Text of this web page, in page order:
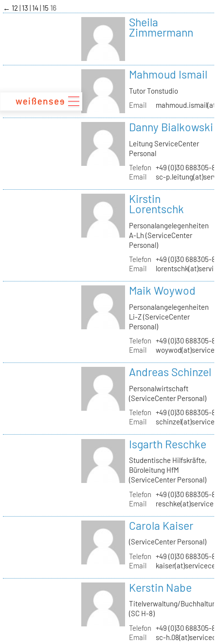
zum
Inhalt
← 12 13 14 15 16
Sheila
Zimmermann
Mahmoud Ismail
Tutor Tonstudio
Email
Danny Bialkowski
Leitung ServiceCenter
Personal
Telefon +49 (0)30 688305-
Email
sc-
Kirstin
Lorentschk
Personalangelegenheiten
A-Lh (ServiceCenter
Personal)
Telefon +49 (0)30 688305-
Email
Maik Woywod
Personalangelegenheiten
Li-Z (ServiceCenter
Personal)
Telefon +49 (0)30 688305-
Email
Andreas Schinzel
Personalwirtschaft
(ServiceCenter Personal)
Telefon +49 (0)30 688305-
Email
Isgarth Reschke
Studentische Hilfskräfte,
Büroleitung HfM
(ServiceCenter Personal)
Telefon +49 (0)30 688305-
Email
Carola Kaiser
(ServiceCenter Personal)
Telefon +49 (0)30 688305-
Email
Kerstin Nabe
Titelverwaltung/
(SC H-8)
Telefon +49 (0)30 688305-
Email
sc-